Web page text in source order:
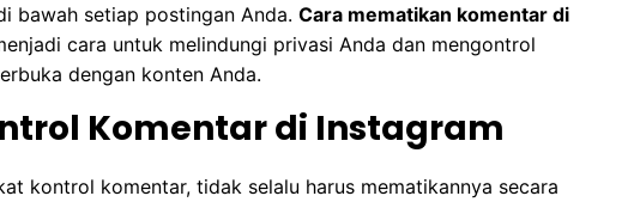
bawah setiap postingan Anda. Cara mematikan komentar di
cara untuk melindungi privasi Anda dan mengontrol
dengan konten Anda.
Komentar di Instagram
kontrol komentar, tidak selalu harus mematikannya secara